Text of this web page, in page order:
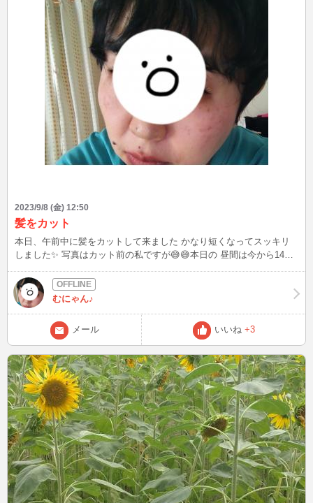
2023/9/8 (金) 12:50
髪をカット
本日、午前中に髪をカットして来ました かなり短くなってスッキリ
しました✨ 写真はカット前の私ですが😅😅本日の 昼間は今から14時
いします😃✨✨ 夜も寝ていたりしなければ出没しているかもしれませ
ん(笑)(笑) むにゃん♪
メール いいね +3